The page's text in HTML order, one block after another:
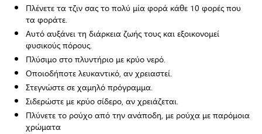
Πλένετε τα τζιν σας το πολύ μία φορά κάθε 10 φορές που
τα φοράτε.
Αυτό αυξάνει τη διάρκεια ζωής τους και εξοικονομεί
φυσικούς πόρους.
Πλύσιμο στο πλυντήριο με κρύο νερό.
Οποιοδήποτε λευκαντικό, αν χρειαστεί.
Στεγνώστε σε χαμηλό πρόγραμμα.
Σιδερώστε με κρύο σίδερο, αν χρειάζεται.
Πλύνετε το ρούχο από την ανάποδη, με ρούχα με παρόμοια
χρώματα